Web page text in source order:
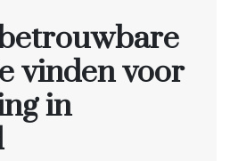
vinden voor
in